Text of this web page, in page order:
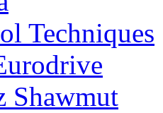
Techniques
Shawmut